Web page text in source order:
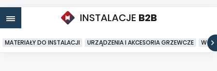
INSTALACJE B2B
MATERIAŁY DO INSTALACJI URZĄDZENIA I AKCESORIA GRZEWCZE